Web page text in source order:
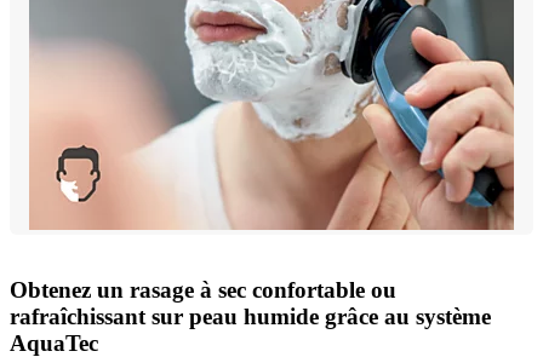
Obtenez un rasage à sec confortable ou
rafraîchissant sur peau humide grâce au système
AquaTec